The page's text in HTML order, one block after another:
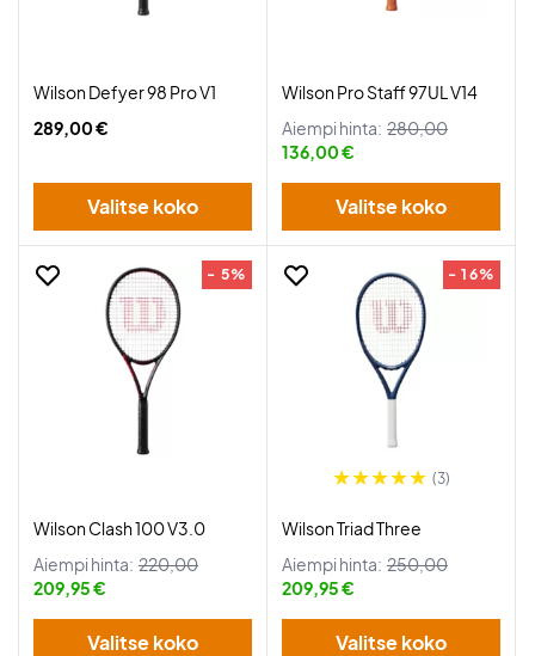
Wilson Defyer 98 Pro V1
289,00 €
Valitse koko
Wilson Pro Staff 97UL V14
Aiempi hinta: 280,00
136,00 €
Valitse koko
- 5%
Wilson Clash 100 V3.0
Aiempi hinta: 220,00
209,95 €
Valitse koko
- 16%
(3)
Wilson Triad Three
Aiempi hinta: 250,00
209,95 €
Valitse koko